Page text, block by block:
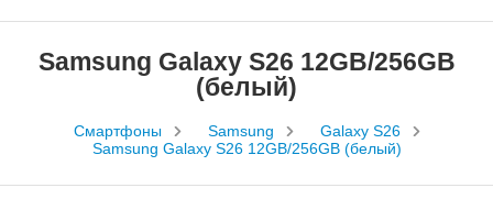
Samsung Galaxy S26 12GB/256GB
(белый)
Смартфоны Samsung
Galaxy S26
Samsung Galaxy S26 12GB/256GB (белый)